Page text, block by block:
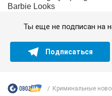
Ты еще не подписан на
Подписаться
Криминальные